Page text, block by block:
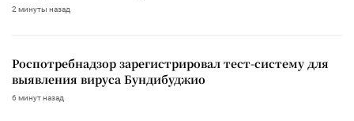
2 минуты назад
Роспотребнадзор зарегистрировал тест-систему для
выявления вируса Бундибуджио
6 минут назад